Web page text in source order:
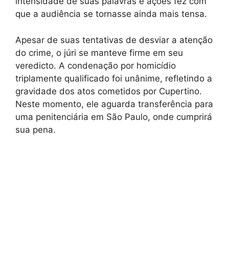
que a audiência se tornasse ainda mais tensa.
Apesar de suas tentativas de desviar a atenção
do crime, o júri se manteve firme em seu
veredicto. A condenação por homicídio
triplamente qualificado foi unânime, refletindo a
gravidade dos atos cometidos por Cupertino.
Neste momento, ele aguarda transferência para
uma penitenciária em São Paulo, onde cumprirá
sua pena.